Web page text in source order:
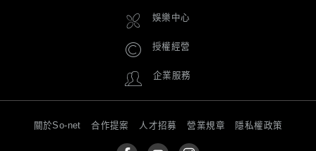
娛樂中心
授權經營
企業服務
關於So-net 合作提案 人才招募 營業規章 隱私權政策